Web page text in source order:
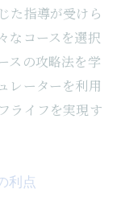
た指導が受けら
なコースを選択
スの攻略法を学
レーターを利用
ライフを実現す
利点